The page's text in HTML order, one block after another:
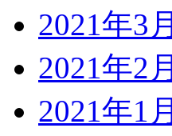
2021年3月
2021年2月
2021年1月